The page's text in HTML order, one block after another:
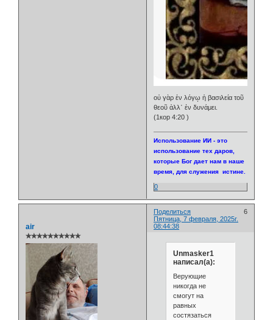
οὐ γὰρ ἐν λόγῳ ἡ βασιλεία τοῦ
θεοῦ ἀλλ᾽ ἐν δυνάμει.
(1кор 4:20 )
Использование ИИ - это
использование тех даров,
которые Бог дает нам в наше
время, для служения истине.
0
Поделиться
6
Пятница, 7 февраля, 2025г.
08:44:38
air
✯✯✯✯✯✯✯✯✯✯
Unmasker1
написал(а):
Верующие
никогда не
смогут на
равных
состязаться